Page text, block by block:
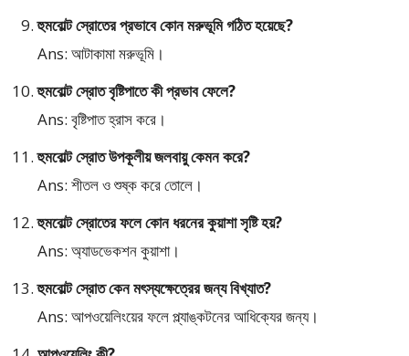
হুমবোল্ট স্রোতের প্রভাবে কোন মরুভূমি গঠিত হয়েছে?
Ans: আটাকামা মরুভূমি।
হুমবোল্ট স্রোত বৃষ্টিপাতে কী প্রভাব ফেলে?
Ans: বৃষ্টিপাত হ্রাস করে।
হুমবোল্ট স্রোত উপকূলীয় জলবায়ু কেমন করে?
Ans: শীতল ও শুষ্ক করে তোলে।
হুমবোল্ট স্রোতের ফলে কোন ধরনের কুয়াশা সৃষ্টি হয়?
Ans: অ্যাডভেকশন কুয়াশা।
হুমবোল্ট স্রোত কেন মৎস্যক্ষেত্রের জন্য বিখ্যাত?
Ans: আপওয়েলিংয়ের ফলে প্ল্যাঙ্কটনের আধিক্যের জন্য।